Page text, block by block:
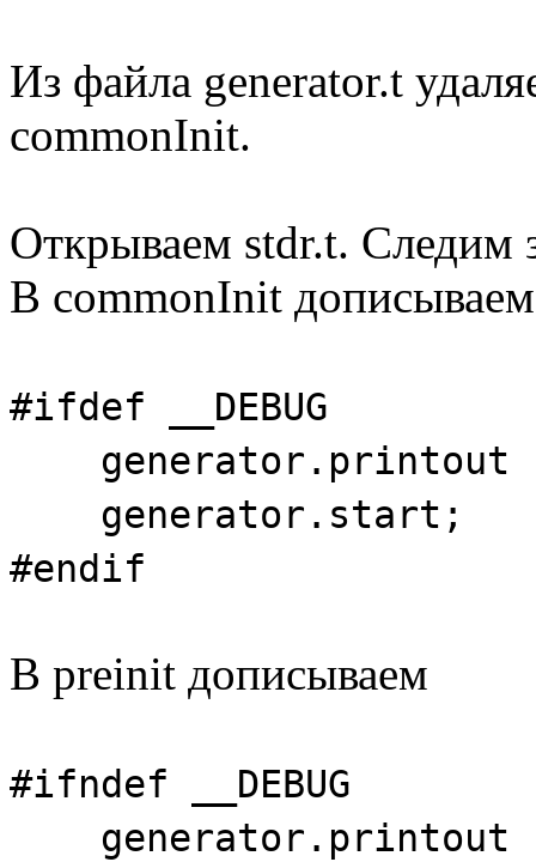
Из файла generator.t
commonInit.
Открываем stdr.t. Следим
В commonInit дописываем
#ifdef __DEBUG
generator.printout
generator.start;
#endif
В preinit дописываем
#ifndef __DEBUG
generator.printout